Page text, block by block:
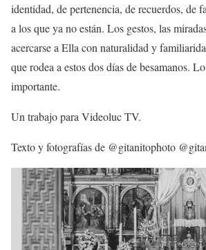
identidad, de pertenencia, de recuerdos, de
a los que ya no están. Los gestos, las
acercarse a Ella con naturalidad y
que rodea a estos dos días de besamanos.
importante.
Un trabajo para Videoluc TV.
Texto y fotografías de @gitanitophoto